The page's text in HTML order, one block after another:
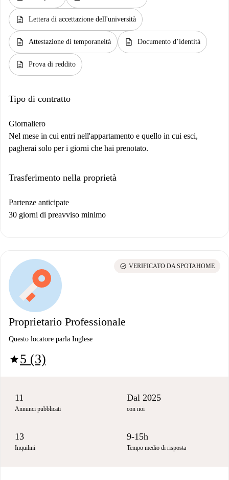
description Lettera di accettazione dell'università
description Attestazione di temporaneità description Documento d’identità
description Prova di reddito
Tipo di contratto
Giornaliero
Nel mese in cui entri nell'appartamento e quello in cui esci,
pagherai solo per i giorni che hai prenotato.
Trasferimento nella proprietà
Partenze anticipate
30 giorni di preavviso minimo
Proprietario Professionale
Questo locatore parla Inglese
star5 (3)
check_circle VERIFICATO DA SPOTAHOME
11
Annunci pubblicati
Dal 2025
con noi
13
Inquilini
9-15h
Tempo medio di risposta